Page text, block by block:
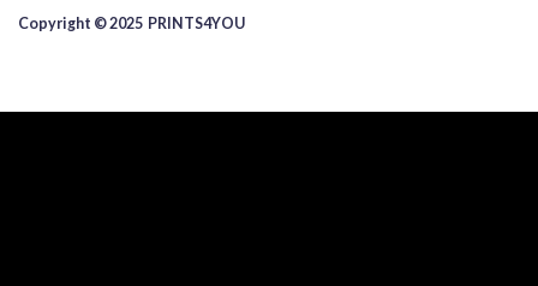
Copyright © 2025 ​PRINTS4YOU